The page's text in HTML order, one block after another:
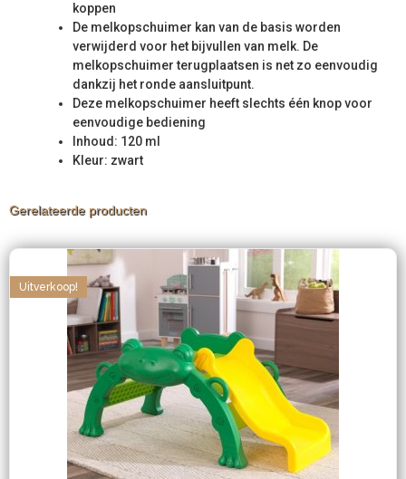
koppen
De melkopschuimer kan van de basis worden
verwijderd voor het bijvullen van melk. De
melkopschuimer terugplaatsen is net zo eenvoudig
dankzij het ronde aansluitpunt.
Deze melkopschuimer heeft slechts één knop voor
eenvoudige bediening
Inhoud: 120 ml
Kleur: zwart
Gerelateerde producten
Uitverkoop!